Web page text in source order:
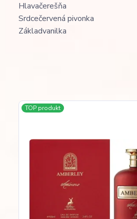
Hlavačerešňa
Srdcečervená pivonka
Základvanilka
TOP produkt